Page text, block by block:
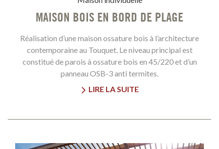
MAISON BOIS EN BORD DE PLAGE
Réalisation d’une maison ossature bois à l’architecture
contemporaine au Touquet. Le niveau principal est
constitué de parois à ossature bois en 45/220 et d’un
panneau OSB-3 anti termites.
LIRE LA SUITE